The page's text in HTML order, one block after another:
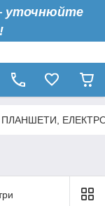
уточнюйте